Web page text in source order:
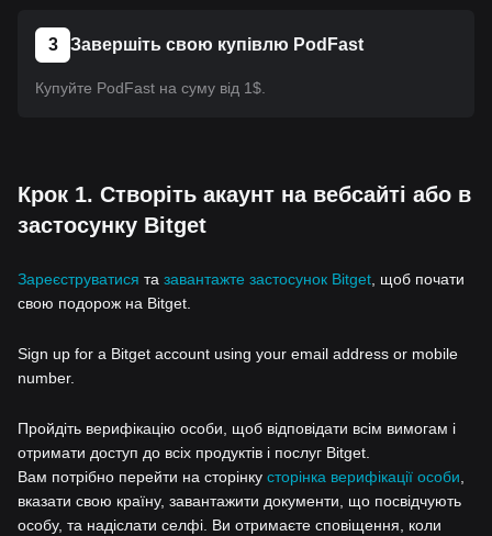
3 Завершіть свою купівлю PodFast
Купуйте PodFast на суму від 1$.
Крок 1. Створіть акаунт на вебсайті або в
застосунку Bitget
Зареєструватися та завантажте застосунок Bitget , щоб почати
свою подорож на Bitget.
Sign up for a Bitget account using your email address or mobile
number.
Пройдіть верифікацію особи, щоб відповідати всім вимогам і
отримати доступ до всіх продуктів і послуг Bitget.
Вам потрібно перейти на сторінку сторінка верифікації особи
вказати свою країну, завантажити документи, що посвідчують
особу, та надіслати селфі. Ви отримаєте сповіщення, коли